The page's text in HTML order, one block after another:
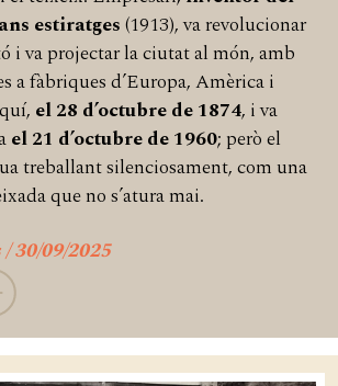
estiratges(1913), va revolucionar
i va projectar la ciutat al món, amb
a fàbriques d’Europa, Amèrica i
el 28 d’octubre de 1874, i va
el 21 d’octubre de 1960; però el
treballant silenciosament, com una
que no s’atura mai.
30/09/2025